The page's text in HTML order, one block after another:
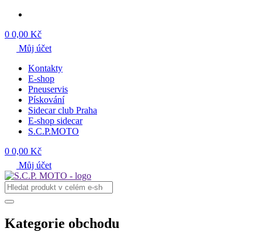
0 0,00 Kč
Můj účet
Kontakty
E-shop
Pneuservis
Pískování
Sidecar club Praha
E-shop sidecar
S.C.P.MOTO
0 0,00 Kč
Můj účet
Kategorie obchodu